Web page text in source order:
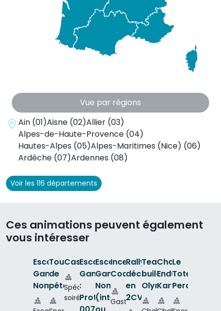
Vue par régions
Ain (01)Aisne (02)Allier (03)
Alpes-de-Haute-Provence (04)
Hautes-Alpes (05)Alpes-Maritimes (Nice) (06)
Ardèche (07)Ardennes (08)
Voir les 116 départements
Ces animations peuvent également
vous intéresser
Escape
Game
Nomade
Jusqu'à
Tournoi
de
pétanque
Jusqu'à
Casino
Spécial
soirée
Jusqu'à
200
p.
Escape
Game
:
Protocol
Escape
Game
Nomade
(intérieur
Incentive
Cocktail
Gastronomie
Jusqu'à
p.
Rallye
découverte
en
2CV
Team-
building
Olympiades
Challenge
Endurance
Karting
Le
Totem
Perdu